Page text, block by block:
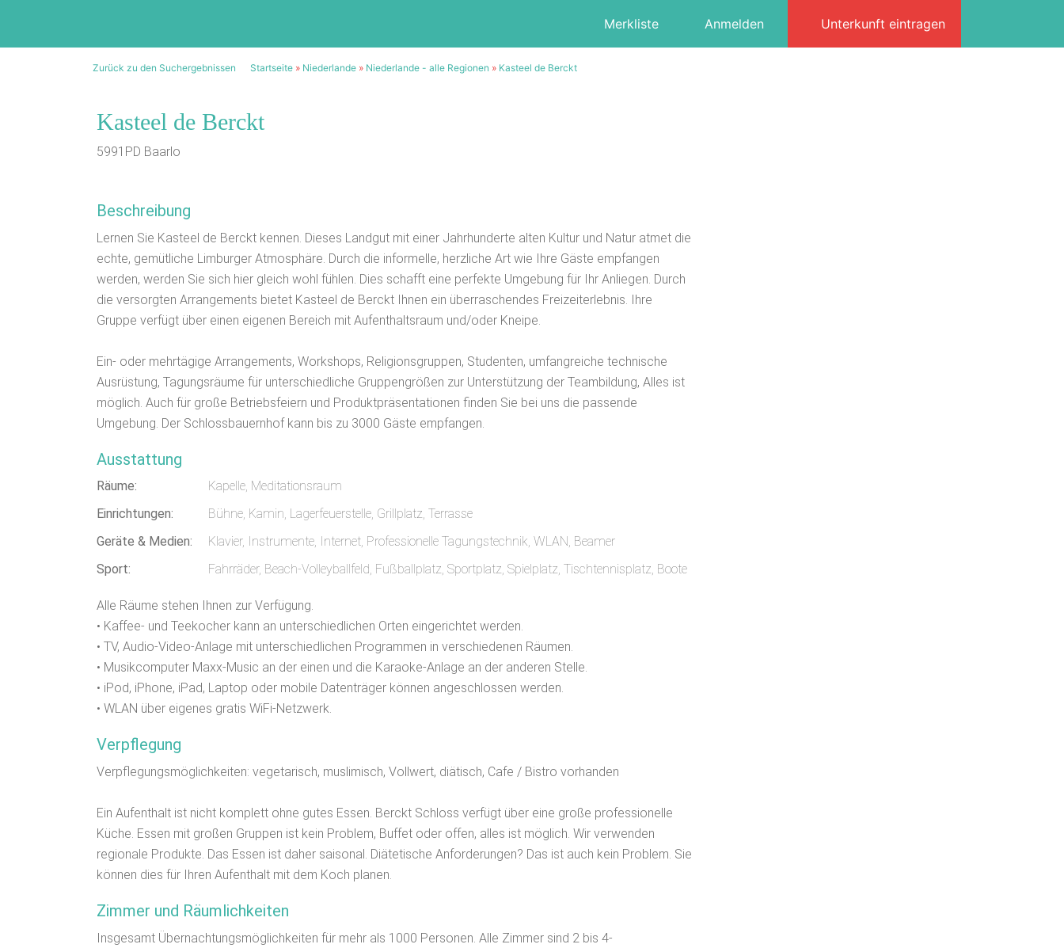
Merkliste Anmelden Unterkunft eintragen
Zurück zu den Suchergebnissen Startseite » Niederlande » Niederlande - alle Regionen » Kasteel de Berckt
Kasteel de Berckt
5991PD Baarlo
Beschreibung
Lernen Sie Kasteel de Berckt kennen. Dieses Landgut mit einer Jahrhunderte alten Kultur und Natur atmet die
echte, gemütliche Limburger Atmosphäre. Durch die informelle, herzliche Art wie Ihre Gäste empfangen
werden, werden Sie sich hier gleich wohl fühlen. Dies schafft eine perfekte Umgebung für Ihr Anliegen. Durch
die versorgten Arrangements bietet Kasteel de Berckt Ihnen ein überraschendes Freizeiterlebnis. Ihre
Gruppe verfügt über einen eigenen Bereich mit Aufenthaltsraum und/oder Kneipe.
Ein- oder mehrtägige Arrangements, Workshops, Religionsgruppen, Studenten, umfangreiche technische
Ausrüstung, Tagungsräume für unterschiedliche Gruppengrößen zur Unterstützung der Teambildung, Alles ist
möglich. Auch für große Betriebsfeiern und Produktpräsentationen finden Sie bei uns die passende
Umgebung. Der Schlossbauernhof kann bis zu 3000 Gäste empfangen.
Ausstattung
Räume:
Kapelle, Meditationsraum
Einrichtungen:
Bühne, Kamin, Lagerfeuerstelle, Grillplatz, Terrasse
Geräte & Medien:
Klavier, Instrumente, Internet, Professionelle Tagungstechnik, WLAN, Beamer
Sport:
Fahrräder, Beach-Volleyballfeld, Fußballplatz, Sportplatz, Spielplatz, Tischtennisplatz, Boote
Alle Räume stehen Ihnen zur Verfügung.
• Kaffee- und Teekocher kann an unterschiedlichen Orten eingerichtet werden.
• TV, Audio-Video-Anlage mit unterschiedlichen Programmen in verschiedenen Räumen.
• Musikcomputer Maxx-Music an der einen und die Karaoke-Anlage an der anderen Stelle.
• iPod, iPhone, iPad, Laptop oder mobile Datenträger können angeschlossen werden.
• WLAN über eigenes gratis WiFi-Netzwerk.
Verpflegung
Verpflegungsmöglichkeiten: vegetarisch, muslimisch, Vollwert, diätisch, Cafe / Bistro vorhanden
Ein Aufenthalt ist nicht komplett ohne gutes Essen. Berckt Schloss verfügt über eine große professionelle
Küche. Essen mit großen Gruppen ist kein Problem, Buffet oder offen, alles ist möglich. Wir verwenden
regionale Produkte. Das Essen ist daher saisonal. Diätetische Anforderungen? Das ist auch kein Problem. Sie
können dies für Ihren Aufenthalt mit dem Koch planen.
Zimmer und Räumlichkeiten
Insgesamt Übernachtungsmöglichkeiten für mehr als 1000 Personen. Alle Zimmer sind 2 bis 4-